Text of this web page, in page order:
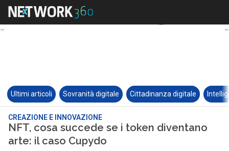
Ultimi articoli Sovranità digitale Cittadinanza digitale
CREAZIONE E INNOVAZIONE
NFT, cosa succede se i token diventano
arte: il caso Cupydo